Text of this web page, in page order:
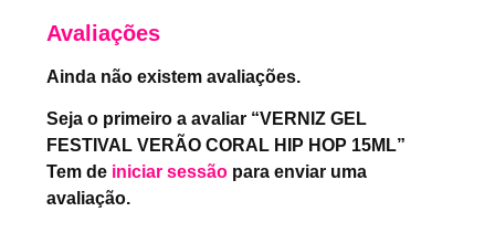
Avaliações
Ainda não existem avaliações.
Seja o primeiro a avaliar “VERNIZ GEL
FESTIVAL VERÃO CORAL HIP HOP 15ML”
Tem de iniciar sessão para enviar uma
avaliação.